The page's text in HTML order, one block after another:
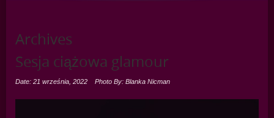
Archives
Sesja ciążowa glamour
Date: 21 września, 2022 Photo By: Blanka Nicman